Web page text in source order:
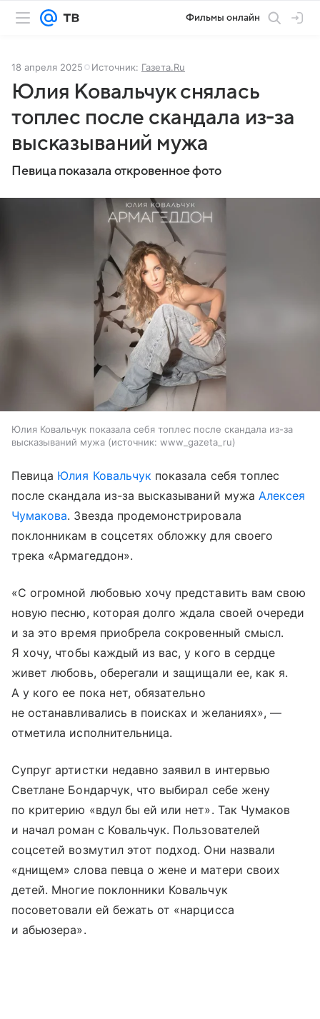
Фильмы онлайн
18 апреля 2025 Источник: Газета.Ru
Юлия Ковальчук снялась
топлес после скандала из-за
высказываний мужа
Певица показала откровенное фото
Юлия Ковальчук показала себя топлес после скандала из-за
высказываний мужа
источник: www_gazeta_ru
Певица Юлия Ковальчук показала себя топлес
после скандала из-за высказываний мужа Алексея
Чумакова. Звезда продемонстрировала
поклонникам в соцсетях обложку для своего
трека «Армагеддон».
«С огромной любовью хочу представить вам свою
новую песню, которая долго ждала своей очереди
и за это время приобрела сокровенный смысл.
Я хочу, чтобы каждый из вас, у кого в сердце
живет любовь, оберегали и защищали ее, как я.
А у кого ее пока нет, обязательно
не останавливались в поисках и желаниях», —
отметила исполнительница.
Супруг артистки недавно заявил в интервью
Светлане Бондарчук, что выбирал себе жену
по критерию «вдул бы ей или нет». Так Чумаков
и начал роман с Ковальчук. Пользователей
соцсетей возмутил этот подход. Они назвали
«днищем» слова певца о жене и матери своих
детей. Многие поклонники Ковальчук
посоветовали ей бежать от «нарцисса
и абьюзера».